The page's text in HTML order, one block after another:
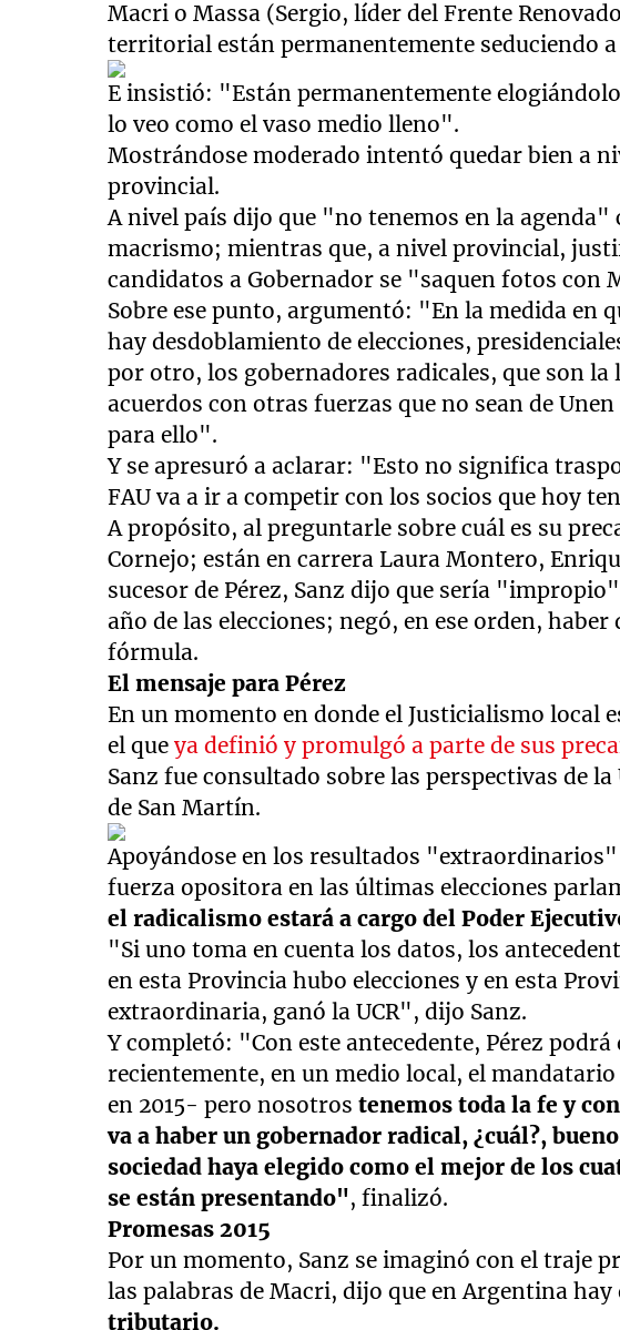
Macri o Massa (Sergio, líder del Frente
territorial están permanentemente seduciendo
E insistió: "Están permanentemente
lo veo como el vaso medio lleno".
Mostrándose moderado intentó quedar bien a
provincial.
A nivel país dijo que "no tenemos en la
macrismo; mientras que, a nivel provincial,
candidatos a Gobernador se "saquen fotos con
Sobre ese punto, argumentó: "En la medida en
hay desdoblamiento de elecciones,
por otro, los gobernadores radicales, que son
acuerdos con otras fuerzas que no sean de
para ello".
Y se apresuró a aclarar: "Esto no significa
FAU va a ir a competir con los socios que hoy
A propósito, al preguntarle sobre cuál es su
Cornejo; están en carrera Laura Montero,
sucesor de Pérez, Sanz dijo que sería
año de las elecciones; negó, en ese orden,
fórmula.
El mensaje para Pérez
En un momento en donde el Justicialismo local
el queya definió y promulgó a parte de sus
Sanz fue consultado sobre las perspectivas de
de San Martín.
Apoyándose en los resultados
fuerza opositora en las últimas elecciones
el radicalismo estará a cargo del Poder
"Si uno toma en cuenta los datos, los
en esta Provincia hubo elecciones y en esta
extraordinaria, ganó la UCR", dijo Sanz.
Y completó: "Con este antecedente, Pérez
recientemente, en un medio local, el
en 2015- pero nosotrostenemos toda la fe y
va a haber un gobernador radical, ¿cuál?,
sociedad haya elegido como el mejor de los
se están presentando", finalizó.
Promesas 2015
Por un momento, Sanz se imaginó con el traje
las palabras de Macri, dijo que en Argentina
tributario.